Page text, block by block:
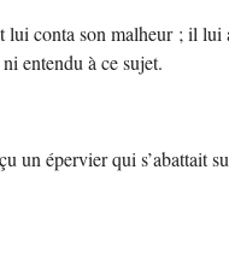
conta son malheur ; il lui
entendu à ce sujet.
un épervier qui s’abattait